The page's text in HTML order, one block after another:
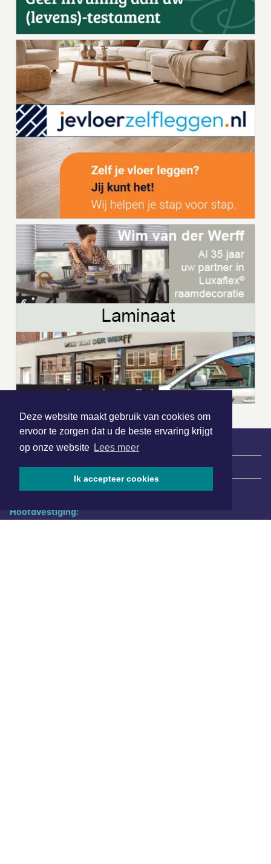
Deze website maakt gebruik van cookies om
ervoor te zorgen dat u de beste ervaring krijgt
op onze website Lees meer
Ik accepteer cookies
| Nieuws | Sport | Evenementen
Hoofdvestiging: